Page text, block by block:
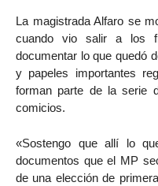
La magistrada Alfaro se
cuando vio salir a los
documentar lo que quedó
y papeles importantes
forman parte de la serie
comicios.
«Sostengo que allí lo
documentos que el MP
de una elección de